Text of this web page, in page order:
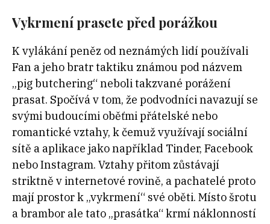
Vykrmení prasete před porážkou
K vylákání peněz od neznámých lidí používali
Fan a jeho bratr taktiku známou pod názvem
„pig butchering“ neboli takzvané porážení
prasat. Spočívá v tom, že podvodníci navazují se
svými budoucími oběťmi přátelské nebo
romantické vztahy, k čemuž využívají sociální
sítě a aplikace jako například Tinder, Facebook
nebo Instagram. Vztahy přitom zůstávají
striktně v internetové rovině, a pachatelé proto
mají prostor k „vykrmení“ své oběti. Místo šrotu
a brambor ale tato „prasátka“ krmí náklonností